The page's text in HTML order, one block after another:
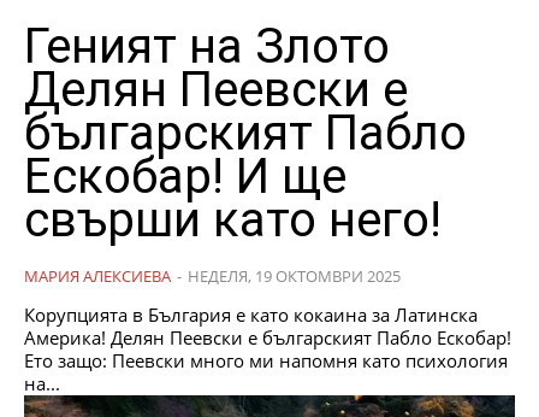
Геният на Злото
Делян Пеевски е
българският Пабло
Ескобар! И ще
свърши като него!
МАРИЯ АЛЕКСИЕВА - НЕДЕЛЯ, 19 ОКТОМВРИ 2025
Корупцията в България е като кокаина за Латинска
Америка! Делян Пеевски е българският Пабло Ескобар!
Ето защо: Пеевски много ми напомня като психология
на...